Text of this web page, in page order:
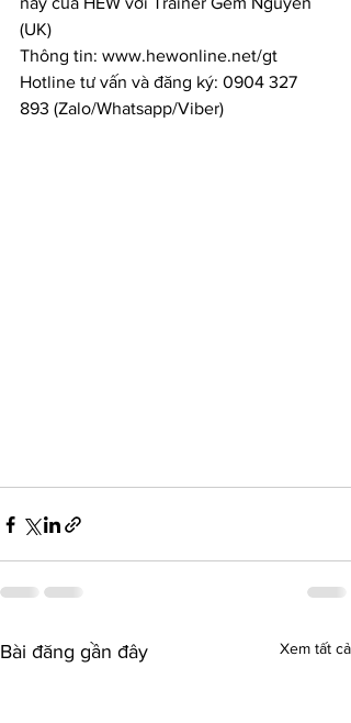
(UK)
Thông tin: www.hewonline.net/gt
Hotline tư vấn và đăng ký: 0904 327
893 (Zalo/Whatsapp/Viber)
Bài đăng gần đây Xem tất cả